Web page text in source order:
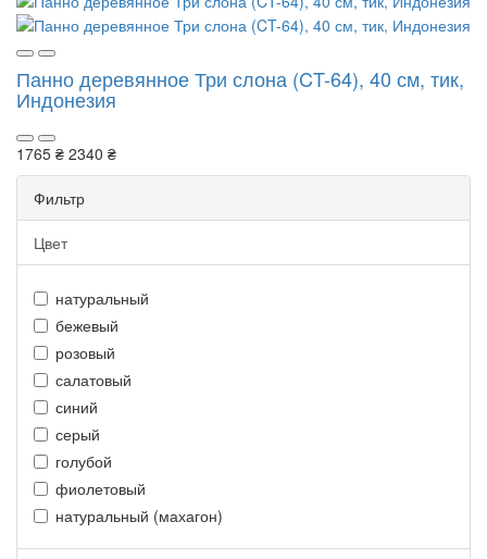
Панно деревянное Три слона (CT-64), 40 см, тик,
Индонезия
1765 ₴ 2340 ₴
Фильтр
Цвет
натуральный
бежевый
розовый
салатовый
синий
серый
голубой
фиолетовый
натуральный (махагон)